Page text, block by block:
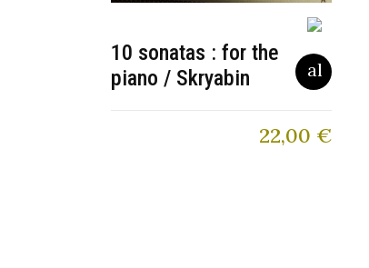
10 sonatas : for the
piano / Skryabin
22,00 €